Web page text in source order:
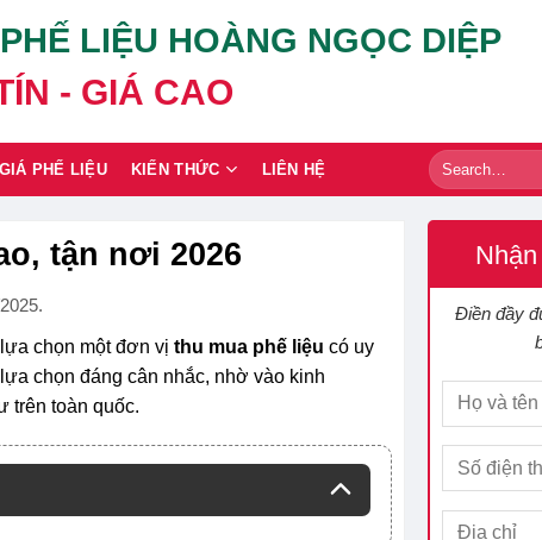
LIỆU HOÀNG NGỌC DIỆP
- GIÁ CAO
PHẾ LIỆU KIẾN THỨC LIÊN HỆ
tận nơi 2026
chọn một đơn vịthu mua phế liệu có uy
lựa chọn đáng cân nhắc, nhờ vào kinh
trên toàn quốc.
Điền đầy